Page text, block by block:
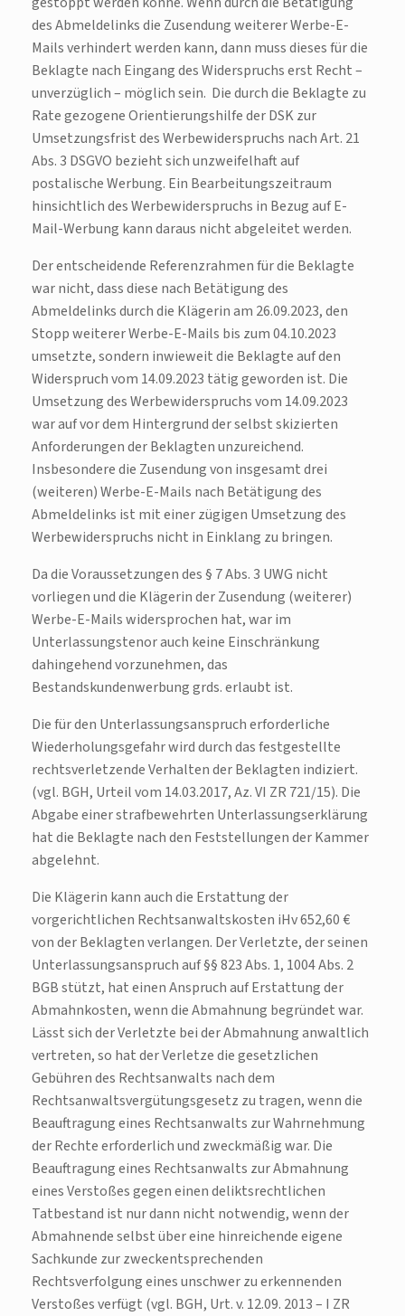
des Abmeldelinks die Zusendung weiterer Werbe-E-
Mails verhindert werden kann, dann muss dieses für die
Beklagte nach Eingang des Widerspruchs erst Recht –
unverzüglich – möglich sein. Die durch die Beklagte zu
Rate gezogene Orientierungshilfe der DSK zur
Umsetzungsfrist des Werbewiderspruchs nach Art. 21
Abs. 3 DSGVO bezieht sich unzweifelhaft auf
postalische Werbung. Ein Bearbeitungszeitraum
hinsichtlich des Werbewiderspruchs in Bezug auf E-
Mail-Werbung kann daraus nicht abgeleitet werden.
Der entscheidende Referenzrahmen für die Beklagte
war nicht, dass diese nach Betätigung des
Abmeldelinks durch die Klägerin am 26.09.2023, den
Stopp weiterer Werbe-E-Mails bis zum 04.10.2023
umsetzte, sondern inwieweit die Beklagte auf den
Widerspruch vom 14.09.2023 tätig geworden ist. Die
Umsetzung des Werbewiderspruchs vom 14.09.2023
war auf vor dem Hintergrund der selbst skizierten
Anforderungen der Beklagten unzureichend.
Insbesondere die Zusendung von insgesamt drei
(weiteren) Werbe-E-Mails nach Betätigung des
Abmeldelinks ist mit einer zügigen Umsetzung des
Werbewiderspruchs nicht in Einklang zu bringen.
Da die Voraussetzungen des § 7 Abs. 3 UWG nicht
vorliegen und die Klägerin der Zusendung (weiterer)
Werbe-E-Mails widersprochen hat, war im
Unterlassungstenor auch keine Einschränkung
dahingehend vorzunehmen, das
Bestandskundenwerbung grds. erlaubt ist.
Die für den Unterlassungsanspruch erforderliche
Wiederholungsgefahr wird durch das festgestellte
rechtsverletzende Verhalten der Beklagten indiziert.
(vgl. BGH, Urteil vom 14.03.2017, Az. VI ZR 721/15). Die
Abgabe einer strafbewehrten Unterlassungserklärung
hat die Beklagte nach den Feststellungen der Kammer
abgelehnt.
Die Klägerin kann auch die Erstattung der
vorgerichtlichen Rechtsanwaltskosten iHv 652,60 €
von der Beklagten verlangen. Der Verletzte, der seinen
Unterlassungsanspruch auf §§ 823 Abs. 1, 1004 Abs. 2
BGB stützt, hat einen Anspruch auf Erstattung der
Abmahnkosten, wenn die Abmahnung begründet war.
Lässt sich der Verletzte bei der Abmahnung anwaltlich
vertreten, so hat der Verletze die gesetzlichen
Gebühren des Rechtsanwalts nach dem
Rechtsanwaltsvergütungsgesetz zu tragen, wenn die
Beauftragung eines Rechtsanwalts zur Wahrnehmung
der Rechte erforderlich und zweckmäßig war. Die
Beauftragung eines Rechtsanwalts zur Abmahnung
eines Verstoßes gegen einen deliktsrechtlichen
Tatbestand ist nur dann nicht notwendig, wenn der
Abmahnende selbst über eine hinreichende eigene
Sachkunde zur zweckentsprechenden
Rechtsverfolgung eines unschwer zu erkennenden
Verstoßes verfügt (vgl. BGH, Urt. v. 12.09. 2013 – I ZR